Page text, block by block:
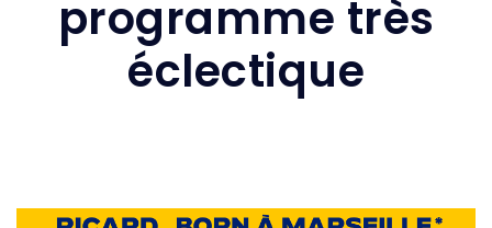
programme très
éclectique